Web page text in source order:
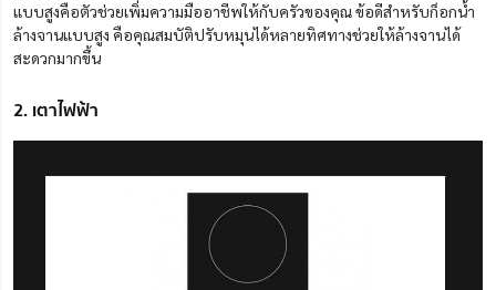
แบบสูงคือตัวช่วยเพิ่มความมืออาชีพให้กับครัวของคุณ ข้อดีสำหรับก็อกน้ำ
ล้างจานแบบสูง คือคุณสมบัติปรับหมุนได้หลายทิศทางช่วยให้ล้างจานได้
สะดวกมากขึ้น
2. เตาไฟฟ้า